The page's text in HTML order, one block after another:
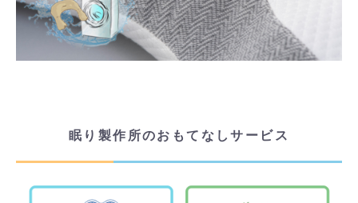
眠り製作所のおもてなしサービス